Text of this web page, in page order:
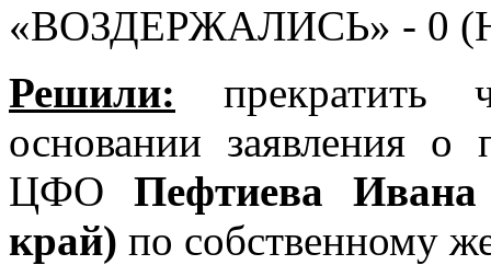
«ВОЗДЕРЖАЛИСЬ» - 0
Решили: прекратить
основании заявления
ЦФО Пефтиева Ивана
край) по собственному